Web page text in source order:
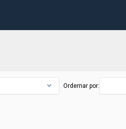
Ordernar por: